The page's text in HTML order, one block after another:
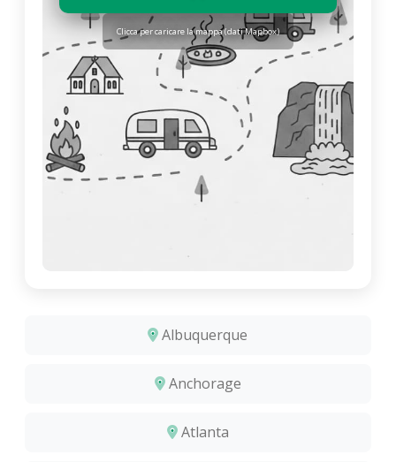
Clicca per caricare la mappa (dati Mapbox)
Albuquerque
Anchorage
Atlanta